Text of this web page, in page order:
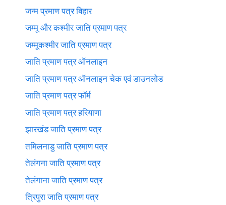
जन्म प्रमाण पत्र बिहार
जम्मू और कश्मीर जाति प्रमाण पत्र
जम्मूकश्मीर जाति प्रमाण पत्र
जाति प्रमाण पत्र ऑनलाइन
जाति प्रमाण पत्र ऑनलाइन चेक एवं डाउनलोड
जाति प्रमाण पत्र फॉर्म
जाति प्रमाण पत्र हरियाणा
झारखंड जाति प्रमाण पत्र
तमिलनाडु जाति प्रमाण पत्र
तेलंगना जाति प्रमाण पत्र
तेलंगाना जाति प्रमाण पत्र
त्रिपुरा जाति प्रमाण पत्र